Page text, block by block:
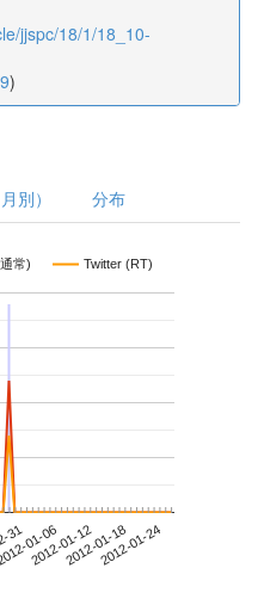
jjspc/18/1/18_10-
)
別） 分布
常) Twitter (RT)
3101-06
2012-01-122012-01-182012-01-24